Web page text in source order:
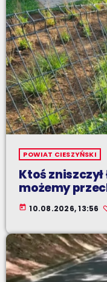
POWIAT CIESZYŃSKI
Ktoś
możemy
today 10.08.2026, 13:56